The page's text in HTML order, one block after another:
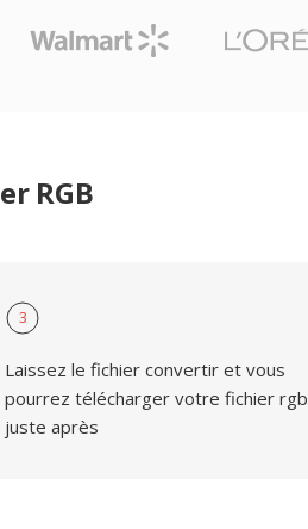
RGB
3
Laissez le fichier convertir et vous
pourrez télécharger votre fichier rgb
juste après